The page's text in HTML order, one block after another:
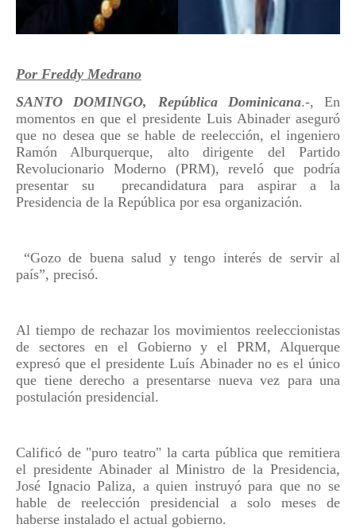
Por Freddy Medrano
SANTO DOMINGO, República Dominicana.-, En
momentos en que el presidente Luis Abinader aseguró
que no desea que se hable de reelección, el ingeniero
Ramón Alburquerque, alto dirigente del Partido
Revolucionario Moderno (PRM), reveló que podría
presentar su
precandidatura para aspirar a la
Presidencia de la República por esa organización.
“Gozo de buena salud y tengo interés de servir al
país”, precisó.
Al tiempo de rechazar los movimientos reeleccionistas
de sectores en el Gobierno y el PRM, Alquerque
expresó que el presidente Luís Abinader no es el único
que tiene derecho a presentarse nueva vez para una
postulación presidencial.
Calificó de "puro teatro" la carta pública que remitiera
el presidente Abinader al Ministro de la Presidencia,
José Ignacio Paliza, a quien instruyó para que no se
hable de reelección presidencial a solo meses de
haberse instalado el actual gobierno.